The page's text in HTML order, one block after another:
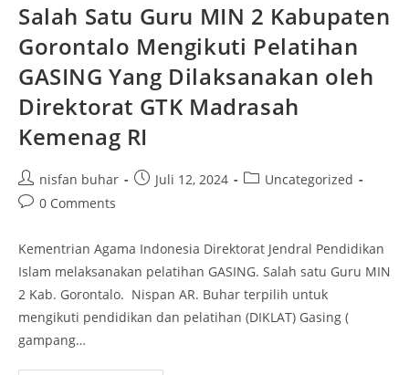
Salah Satu Guru MIN 2 Kabupaten
Gorontalo Mengikuti Pelatihan
GASING Yang Dilaksanakan oleh
Direktorat GTK Madrasah
Kemenag RI
Post
author:
nisfan buhar
PostJuli 12, 2024
PostUncategorized
Post0 Comments
Kementrian Agama Indonesia Direktorat Jendral Pendidikan
Islam melaksanakan pelatihan GASING. Salah satu Guru MIN
2 Kab. Gorontalo. Nispan AR. Buhar terpilih untuk
mengikuti pendidikan dan pelatihan (DIKLAT) Gasing (
gampang…